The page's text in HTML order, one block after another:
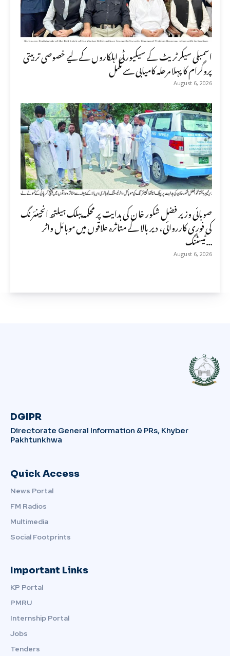
اسمبلی سیکرٹریٹ کے سیکیورٹی اہلکاروں کے لیے خصوصی تربیتی
پروگرام کا پہلا مرحلہ کامیابی سے مکمل
August 6, 2026
صوبائی وزیر فضل شکور خان کی ہدایت پر محکمہ پبلک ہیلتھ انجینئرنگ
کی فوری کارروائی، دیر بالا کے متاثرہ علاقوں میں موبائل واٹر
ٹیسٹنگ...
August 6, 2026
DGIPR
Directorate General Information & PRs, Khyber
Pakhtunkhwa
Quick Access
News Portal
FM Radios
Multimedia
Social Footprints
Important Links
KP Portal
PMRU
Internship Portal
Jobs
Tenders